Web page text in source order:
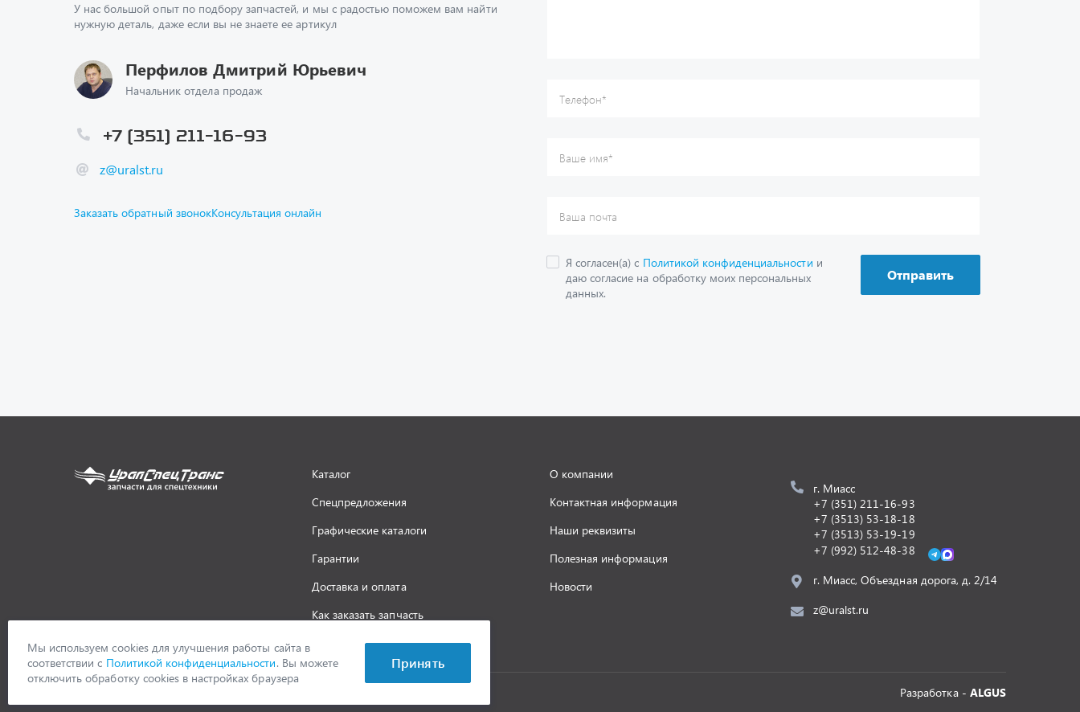
У нас большой опыт по подбору запчастей, и мы с радостью поможем вам найти
нужную деталь, даже если вы не знаете ее артикул
Перфилов Дмитрий Юрьевич
Начальник отдела продаж
z@uralst.ru
+7 (351) 211-16-93
Заказать обратный звонокКонсультация онлайн
Спецпредложения
Гарантии
Доставка и оплата
Как заказать запчасть
Контактная информация
Полезная информация
Новости
г. Миасс, Объездная дорога, д. 2/14
z@uralst.ru
Политика конфиденциальности
Мы используем cookies для улучшения работы сайта в
соответствии с Политикой конфиденциальности. Вы можете
отключить обработку cookies в настройках браузера
Принять